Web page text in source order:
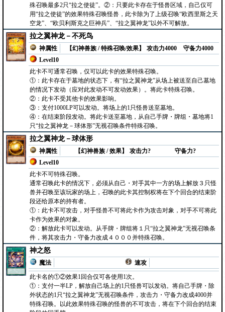
殊召唤最多2只“拉之使徒”。②：只要此卡存在于怪兽区域，自己仅可
用“拉之使徒”的效果特殊召唤怪兽，此卡除为了上级召唤“欧西里斯之天
空龙”、“欧贝利斯克之巨神兵”、“拉之翼神龙”以外不可解放。
拉之翼神龙－不死鸟
神属性
【幻神兽族 / 特殊召唤/效果】
Level10
攻击力4000 守备力4000
此卡不可通常召唤，仅可以此卡的效果特殊召唤。
①：此卡存在于墓地的状态下，有“拉之翼神龙”从场上被送至自己墓地
的情况下发动（应对此发动不可发动效果）。将此卡特殊召唤。
②：此卡不受其他卡的效果影响。
③：支付1000LP可以发动。将场上的1只怪兽送至墓地。
④：在结束阶段发动。将此卡送至墓地，从自己手牌・牌组・墓地将1
只“拉之翼神龙－球体形”无视召唤条件特殊召唤。
拉之翼神龙－球体形
神属性
【幻神兽族 / 效果】
Level10
攻击力? 守备力?
此卡不可特殊召唤。
通常召唤此卡的情况下，必须从自己・对手其中一方的场上解放３只怪
兽并召唤至该玩家的场上，召唤的此卡其控制权将在下个回合的结束阶
段还给原本的持有者。
①：此卡不可攻击，对手怪兽不可将此卡作为攻击对象，对手不可将此
卡作为效果的对象。
②：解放此卡可以发动。从手牌・牌组将１只“拉之翼神龙”无视召唤条
件，将其攻击力・守备力改成４０００并特殊召唤。
神之怒
魔法
速攻
此卡名的①②效果1回合仅可各使用1次。
①：支付一半LP，解放自己场上的1只怪兽可以发动。将自己手牌・除
外状态的1只“拉之翼神龙”无视召唤条件，攻击力・守备力改成4000并
特殊召唤。以此效果特殊召唤的怪兽的不可攻击，将在下个回合的结束